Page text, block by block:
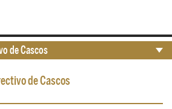
de Cascos
de Cascos